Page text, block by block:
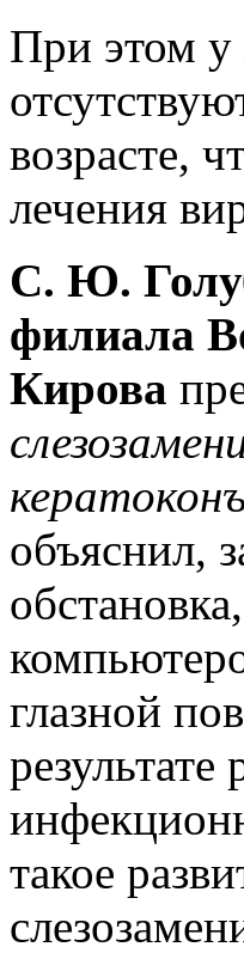
При этом у
возрасте,
лечения
С. Ю.
филиала
Кирова
объяснил,
глазной
результате
такое